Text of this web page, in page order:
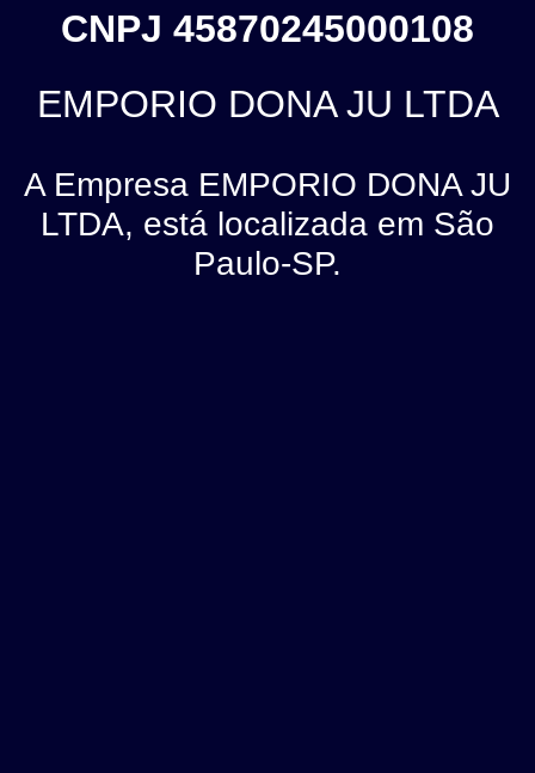
CNPJ 45870245000108
EMPORIO DONA JU LTDA
A Empresa EMPORIO DONA JU
LTDA, está localizada em São
Paulo-SP.